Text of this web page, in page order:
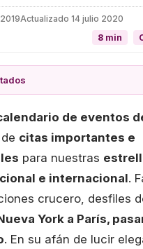
Actualizado 14 julio 2020
8 min
de eventos
citas importantes e
para nuestras
e internacional.
crucero, desfiles
York a París,
. En su afán de lucir